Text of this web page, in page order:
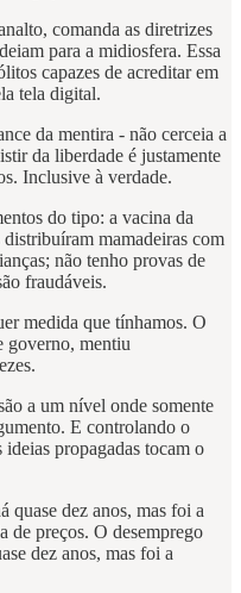
comanda as diretrizes
para a midiosfera. Essa
capazes de acreditar em
tela digital.
da mentira - não cerceia a
da liberdade é justamente
Inclusive à verdade.
do tipo: a vacina da
mamadeiras com
não tenho provas de
fraudáveis.
medida que tínhamos. O
governo, mentiu
a um nível onde somente
E controlando o
propagadas tocam o
quase dez anos, mas foi a
de preços. O desemprego
dez anos, mas foi a